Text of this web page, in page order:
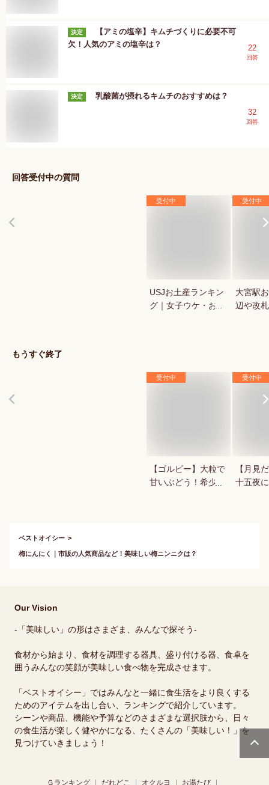
決定
【アミの塩辛】キムチづくりに必要不可
欠！人気のアミの塩辛は？
22
回答
決定
乳酸菌が摂れるキムチのおすすめは？
32
回答
回答受付中の質問
受付中
USJお土産ランキン
グ｜女子ウケ・おし
受付中
大宮駅
辺や改
もうすぐ終了
受付中
【ゴルビー】大粒で
甘いぶどう！希少で
受付中
【月見
十五夜
ベストオイシー
梅にんにく｜市販の人気商品など！美味しい梅ニンニクは？
Our Vision
-「美味しい」の形はさまざま、みんなで探そう-
食材から始まり、食材を調理する器具、盛り付ける器、食卓を
囲うみんなの笑顔が美味しい食べ物を完成させます。
「ベストオイシー」ではみんなと一緒に食生活をより良くする
ためのアイテムを出し合い、ランキングで紹介しています。
シーンや商品、機能や予算などのさまざまな選択肢から、日々
の食生活が楽しく健やかになる、たくさんの「美味しい！」を
見つけていきましょう！
Ｇランキング だれどこ オクルヨ お湯たび